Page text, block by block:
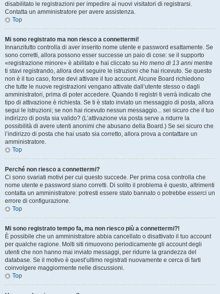
disabilitato le registrazioni per impedire ai nuovi visitatori di registrarsi.
Contatta un amministratore per avere assistenza.
Top
Mi sono registrato ma non riesco a connettermi!
Innanzitutto controlla di aver inserito nome utente e password esattamente. Se
sono corretti, allora possono esser successe un paio di cose: se il supporto
«registrazione minore» è abilitato e hai cliccato su Ho meno di 13 anni mentre
ti stavi registrando, allora devi seguire le istruzioni che hai ricevuto. Se questo
non è il tuo caso, forse devi attivare il tuo account. Alcune Board richiedono
che tutte le nuove registrazioni vengano attivate dall’utente stesso o dagli
amministratori, prima di poter accedere. Quando ti registri ti verrà indicato che
tipo di attivazione è richiesta. Se ti è stato inviato un messaggio di posta, allora
segui le istruzioni; se non hai ricevuto nessun messaggio... sei sicuro che il tuo
indirizzo di posta sia valido? (L’attivazione via posta serve a ridurre la
possibilità di avere utenti anonimi che abusano della Board.) Se sei sicuro che
l’indirizzo di posta che hai usato sia corretto, allora prova a contattare un
amministratore.
Top
Perché non riesco a connettermi?
Ci sono svariati motivi per cui questo succede. Per prima cosa controlla che
nome utente e password siano corretti. Di solito il problema è questo, altrimenti
contatta un amministratore: potresti essere stato bannato o potrebbe esserci un
errore di configurazione.
Top
Mi sono registrato tempo fa, ma non riesco più a connettermi?!
È possibile che un amministratore abbia cancellato o disattivato il tuo account
per qualche ragione. Molti siti rimuovono periodicamente gli account degli
utenti che non hanno mai inviato messaggi, per ridurre la grandezza del
database. Se il motivo è quest’ultimo registrati nuovamente e cerca di farti
coinvolgere maggiormente nelle discussioni.
Top